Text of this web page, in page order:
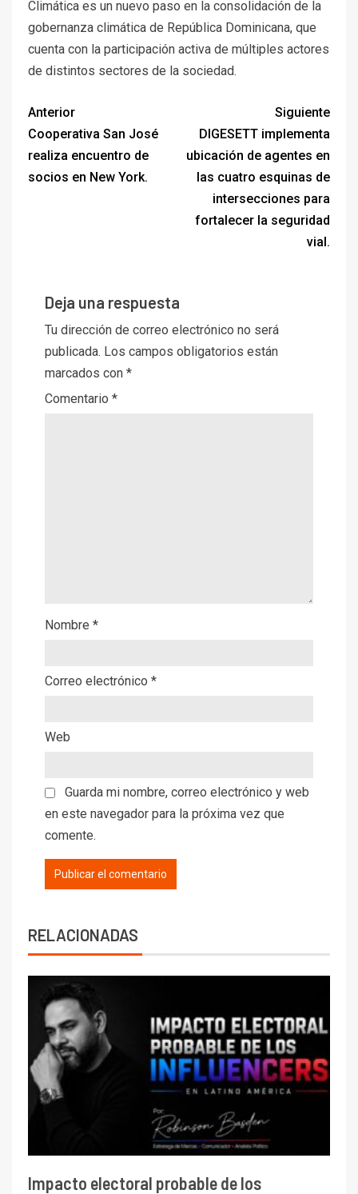
Climática es un nuevo paso en la consolidación de la
gobernanza climática de República Dominicana, que
cuenta con la participación activa de múltiples actores
de distintos sectores de la sociedad.
Anterior
Cooperativa San José
realiza encuentro de
socios en New York.
Siguiente
DIGESETT implementa
ubicación de agentes en
las cuatro esquinas de
intersecciones para
fortalecer la seguridad
vial.
Deja una respuesta
Tu dirección de correo electrónico no será
publicada. Los campos obligatorios están
marcados con *
Comentario *
Nombre *
Correo electrónico *
Web
Guarda mi nombre, correo electrónico y web
en este navegador para la próxima vez que
comente.
RELACIONADAS
Impacto electoral probable de los